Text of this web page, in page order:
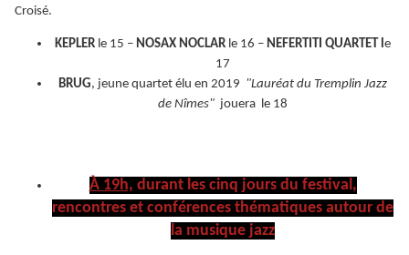
Croisé.
KEPLER le 15 – NOSAX NOCLAR le 16 – NEFERTITI QUARTET le
17
BRUG, jeune quartet élu en 2019 "Lauréat du Tremplin Jazz
de Nîmes" jouera le 18
À 19h, durant les cinq jours du festival,
rencontres et conférences thématiques autour de
la musique jazz